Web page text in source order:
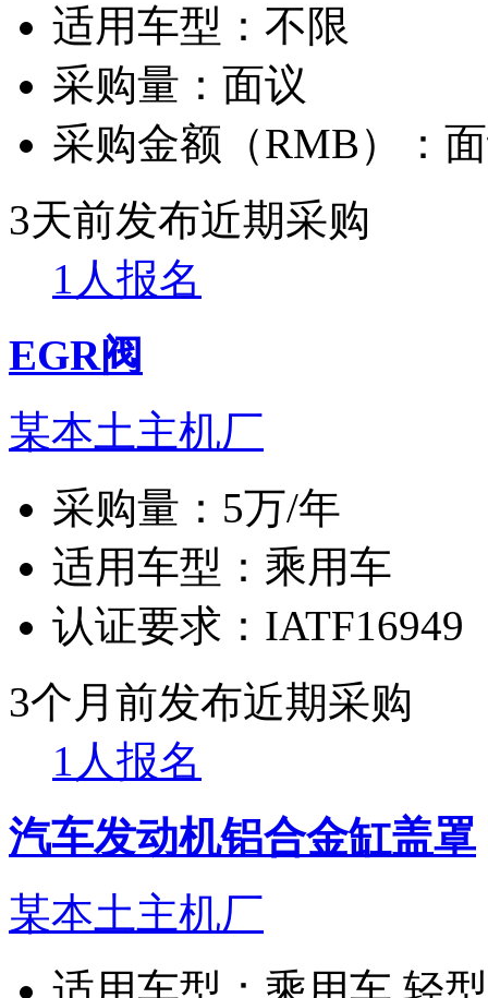
适用车型： 不限
采购量： 面议
采购金额（RMB）：
3天前发布近期采购
1人报名
EGR阀
某本土主机厂
采购量： 5万/年
适用车型： 乘用车
认证要求： IATF16949
3个月前发布近期采购
1人报名
汽车发动机铝合金缸盖罩
某本土主机厂